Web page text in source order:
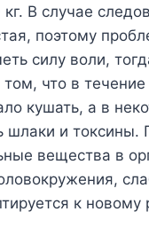
В случае
поэтому
силу воли,
что в
кушать, а в
и токсины.
вещества в
к